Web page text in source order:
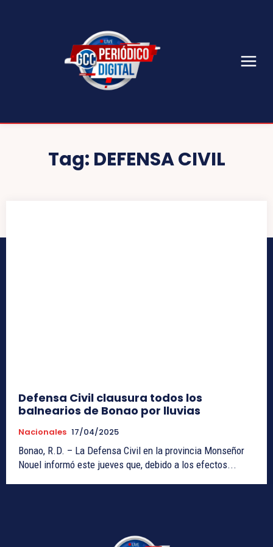
Tag: DEFENSA CIVIL
Defensa Civil clausura todos los
balnearios de Bonao por lluvias
Nacionales 17/04/2025
Bonao, R.D. – La Defensa Civil en la provincia Monseñor
Nouel informó este jueves que, debido a los efectos...